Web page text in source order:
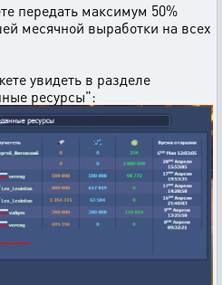
передать максимум 50%
месячной выработки на всех
увидеть в разделе
ресурсы":